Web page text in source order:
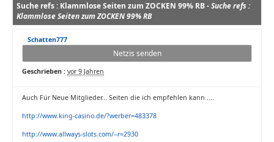
Suche refs : Klammlose Seiten zum ZOCKEN 99% RB -Suche refs :
Klammlose Seiten zum ZOCKEN 99% RB
Schatten777
Netzis senden
Geschrieben : vor 9 Jahren
Auch Für Neue Mitglieder... Seiten die ich empfehlen kann ....
http://www.king-casino.de/?werber=483378
http://www.allways-slots.com/--r=2930